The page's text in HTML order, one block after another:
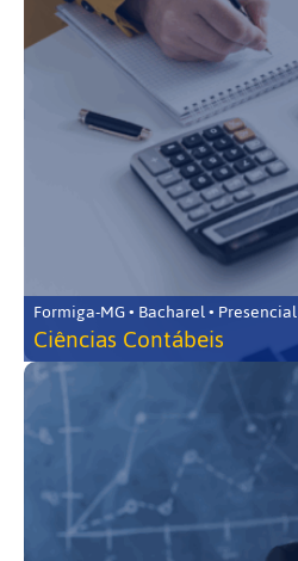
Formiga-MG • Bacharel • Presencial
Ciências Contábeis